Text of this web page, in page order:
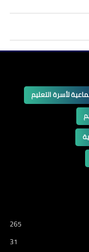
لأسرة التعليم
265
31